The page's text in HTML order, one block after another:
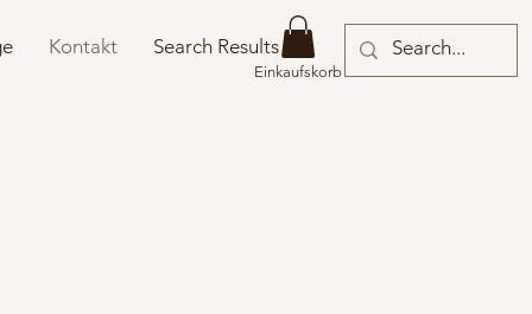
Kontakt Search Results
Einkaufskorb